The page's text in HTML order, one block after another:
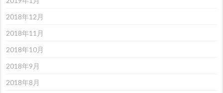
2018年12月
2018年11月
2018年10月
2018年9月
2018年8月